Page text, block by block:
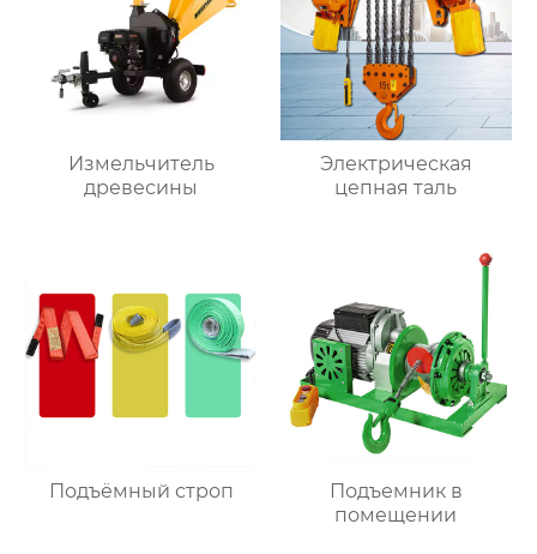
Измельчитель
древесины
Электрическая
цепная таль
Подъёмный строп
Подъемник в
помещении